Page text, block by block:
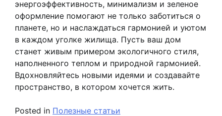
энергоэффективность, минимализм и зеленое
оформление помогают не только заботиться о
планете, но и наслаждаться гармонией и уютом
в каждом уголке жилища. Пусть ваш дом
станет живым примером экологичного стиля,
наполненного теплом и природной гармонией.
Вдохновляйтесь новыми идеями и создавайте
пространство, в котором хочется жить.
Posted in Полезные статьи